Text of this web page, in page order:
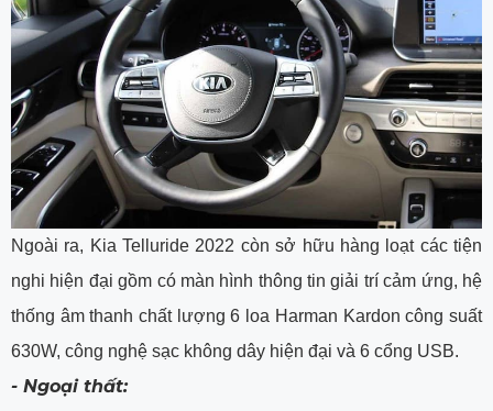
Ngoài ra, Kia Telluride 2022 còn sở hữu hàng loạt các tiện
nghi hiện đại gồm có màn hình thông tin giải trí cảm ứng, hệ
thống âm thanh chất lượng 6 loa Harman Kardon công suất
630W, công nghệ sạc không dây hiện đại và 6 cổng USB.
- Ngoại thất: